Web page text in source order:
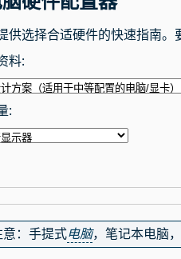
供选择合适硬件的快速指南。
料:
:
：手提式电脑，笔记本电脑